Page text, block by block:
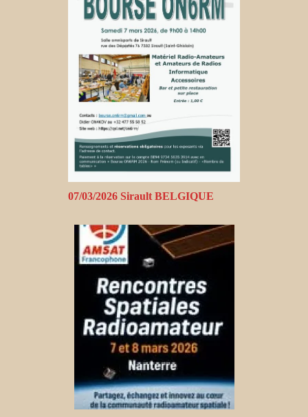
07/03/2026 Sirault BELGIQUE